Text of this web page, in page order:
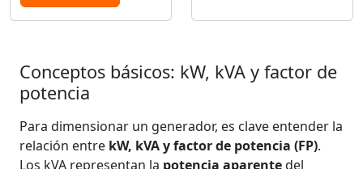
Conceptos básicos: kW, kVA y factor de
potencia
Para dimensionar un generador, es clave entender la
relación entre kW, kVA y factor de potencia (FP).
Los kVA representan la potencia aparentedel